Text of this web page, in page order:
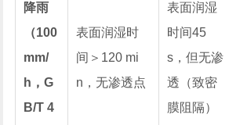
降雨
（100
mm/
h，G
B/T 4
表面润湿时
间＞120 mi
n，无渗透点
表面润湿
时间45
s，但无渗
透（致密
膜阻隔）